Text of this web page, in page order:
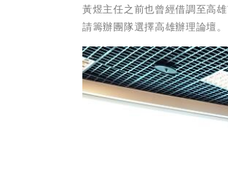
黃煜主任之前也曾經借調至高
請籌辦團隊選擇高雄辦理論壇。